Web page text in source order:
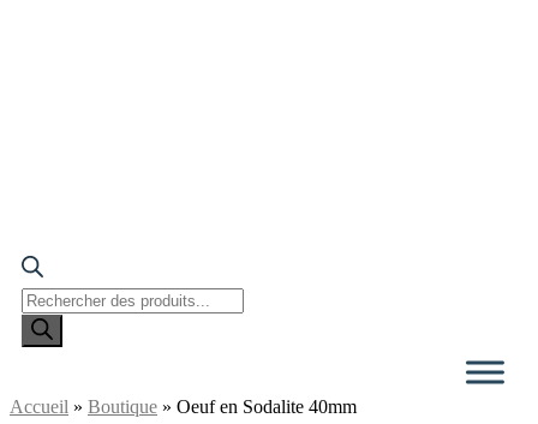
Recherche
de
Accueil » Boutique » Oeuf en Sodalite 40mm